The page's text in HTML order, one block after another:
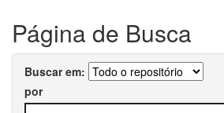
Página de Busca
Buscar em:
por